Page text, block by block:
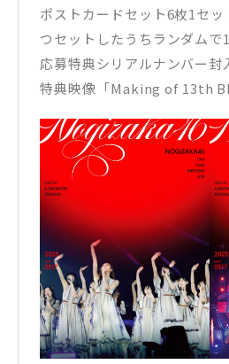
ポストカードセット6枚1セ
つセットしたうちランダムで
応募特典シリアルナンバー封
特典映像「Making of 13th